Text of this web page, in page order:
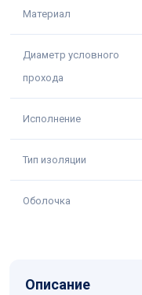
Материал
Диаметр условного
прохода
Исполнение
Тип изоляции
Оболочка
Описание